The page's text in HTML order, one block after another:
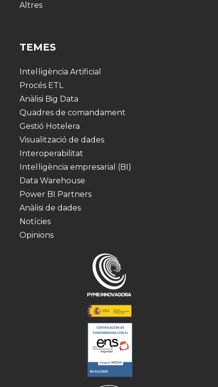
Altres
TEMES
Intel·ligència Artificial
Procés ETL
Anàlisi Big Data
Quadres de comandament
Gestió Hotelera
Visualització de dades
Interoperabilitat
Intel·ligència empresarial (BI)
Data Warehouse
Power BI Partners
Anàlisi de dades
Notícies
Opinions